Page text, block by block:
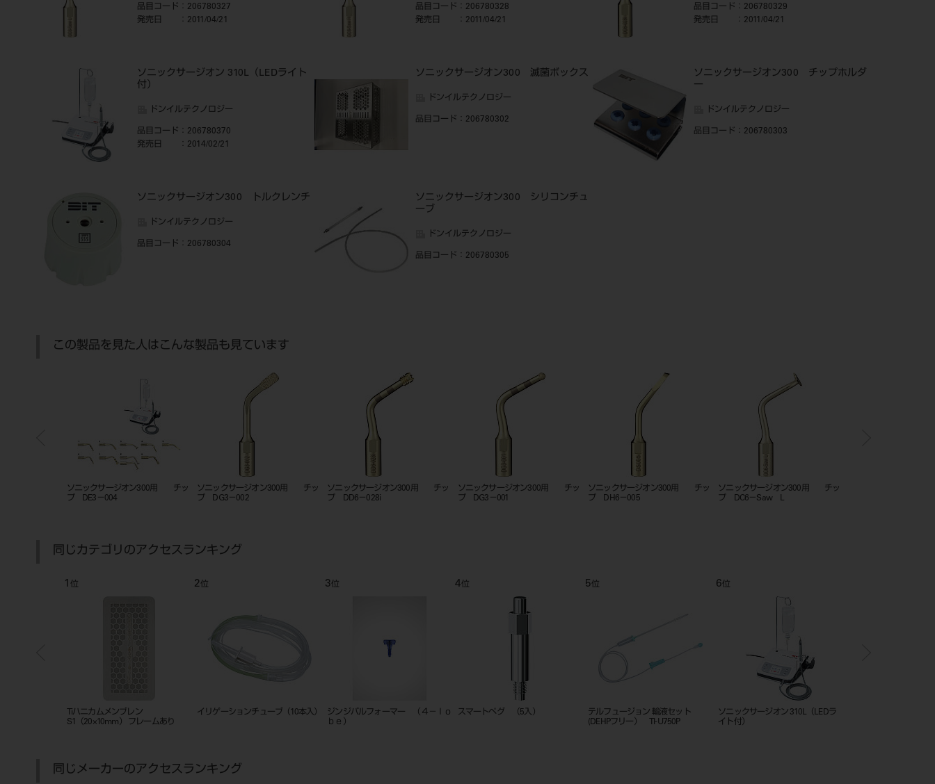
品目コード ：206780327
発売日
：2011/04/21
品目コード ：206780328
発売日
：2011/04/21
品目コード ：206780329
発売日
：2011/04/21
ソニックサージオン 310L（LEDライト
付）
ドンイルテクノロジー
品目コード ：206780370
発売日
：2014/02/21
ソニックサージオン300 滅菌ボックス
ドンイルテクノロジー
品目コード ：206780302
ソニックサージオン300 チップホルダ
ー
ドンイルテクノロジー
品目コード ：206780303
ソニックサージオン300 トルクレンチ
ドンイルテクノロジー
品目コード ：206780304
ソニックサージオン300 シリコンチュ
ーブ
ドンイルテクノロジー
品目コード ：206780305
この製品を見た人はこんな製品も見ています
ソニックサージオン300用 チッ
プ BTS－P011
ソニックサージオン300用 チッ
プ BTP－P014
ソニックサージオン300用 チッ
プ DC6－Saw L
ソニックサージオン300用 チッ
プ DM3－003
ソニックサージオン300用 チッ
プ DE3－004
ソニックサージオン300用 チッ
プ DG3－002
同じカテゴリのアクセスランキング
7 位
コンタクト（ＲＴ）
8 位
バキュームチップアダプター
9位
エレメント（ＲＴ）
10位
イニセルインプラント エレメント
11位
スマ－トペグマウント （5入）＃
100345
12位
SPIインプラント除去用ドリルロン
グ（骨内部φ3．5mm）
同じメーカーのアクセスランキング